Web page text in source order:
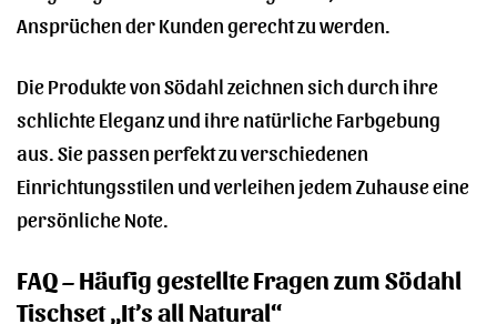
Ansprüchen der Kunden gerecht zu werden.
Die Produkte von Södahl zeichnen sich durch ihre
schlichte Eleganz und ihre natürliche Farbgebung
aus. Sie passen perfekt zu verschiedenen
Einrichtungsstilen und verleihen jedem Zuhause eine
persönliche Note.
FAQ – Häufig gestellte Fragen zum Södahl
Tischset „It’s all Natural“